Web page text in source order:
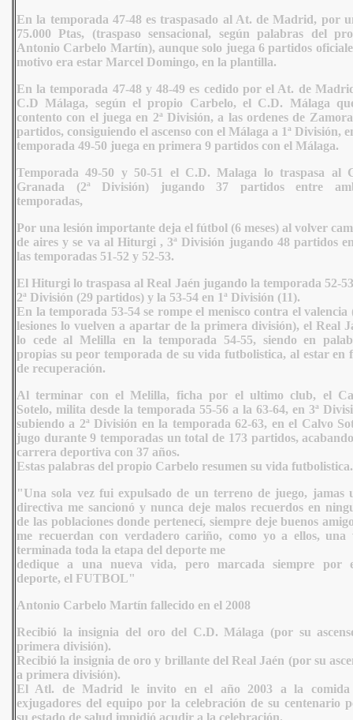
En la temporada 47-48 es traspasado al At. de Madrid, por
75.000 Ptas, (traspaso sensacional, según palabras del
Antonio Carbelo Martín), aunque solo juega 6 partidos
motivo era estar Marcel Domingo, en la plantilla.
En la temporada 47-48 y 48-49 es cedido por el At. de
C.D Málaga, según el propio Carbelo, el C.D. Málaga
contento con el juega en 2ª División, a las ordenes de
partidos, consiguiendo el ascenso con el Málaga a 1ª División,
temporada 49-50 juega en primera 9 partidos con el Málaga.
Temporada 49-50 y 50-51 el C.D. Malaga lo traspasa al
Granada (2ª División) jugando 37 partidos entre
temporadas,
Por una lesión importante deja el fútbol (6 meses) al volver
de aires y se va al Hiturgi , 3ª División jugando 48 partidos
las temporadas 51-52 y 52-53.
El Hiturgi lo traspasa al Real Jaén jugando la temporada 52-
2ª División (29 partidos) y la 53-54 en 1ª División (11).
En la temporada 53-54 se rompe el menisco contra el valencia
lesiones lo vuelven a apartar de la primera división), el Real
lo cede al Melilla en la temporada 54-55, siendo en
propias su peor temporada de su vida futbolistica, al estar en
de recuperación.
Al terminar con el Melilla, ficha por el ultimo club, el
Sotelo, milita desde la temporada 55-56 a la 63-64, en 3ª
subiendo a 2ª División en la temporada 62-63, en el Calvo
jugo durante 9 temporadas un total de 173 partidos,
carrera deportiva con 37 años.
Estas palabras del propio Carbelo resumen su vida futbolistica.
"Una sola vez fui expulsado de un terreno de juego, jamas
directiva me sancionó y nunca deje malos recuerdos en
de las poblaciones donde pertenecí, siempre deje buenos
me recuerdan con verdadero cariño, como yo a ellos, una
terminada toda la etapa del deporte me
dedique a una nueva vida, pero marcada siempre por
deporte, el FUTBOL"
Antonio Carbelo Martín fallecido en el 2008
Recibió la insignia del oro del C.D. Málaga (por su
primera división).
Recibió la insignia de oro y brillante del Real Jaén (por su
a primera división).
El Atl. de Madrid le invito en el año 2003 a la comida
exjugadores del equipo por la celebración de su centenario
su estado de salud impidió acudir a la celebración.